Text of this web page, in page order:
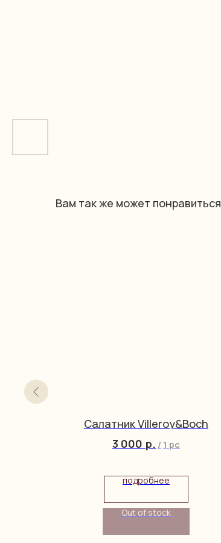
Вам так же может понравиться
Салатник Villeroy&Boch
3 000 р. / 1 pc
подробнее
Out of stock